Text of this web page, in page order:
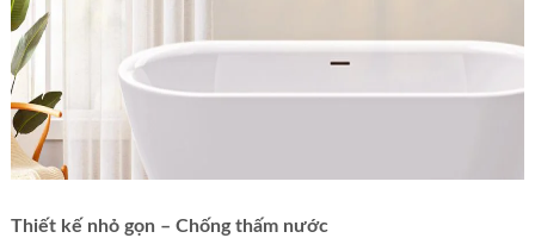
Thiết kế nhỏ gọn – Chống thấm nước